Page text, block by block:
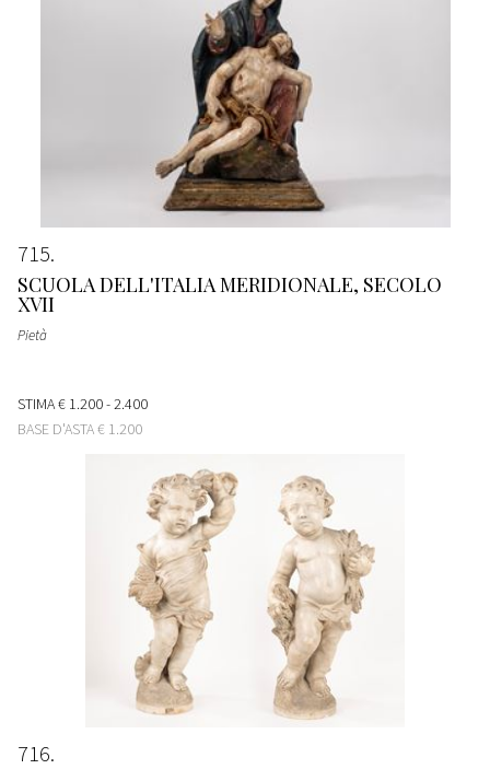
715
SCUOLA DELL'ITALIA MERIDIONALE, SECOLO
XVII
Pietà
STIMA€ 1.200 - 2.400
BASE D'ASTA€ 1.200
716